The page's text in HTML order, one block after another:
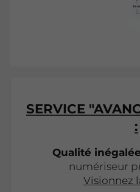
SERVICE
:
Qualité
numériseur
Visionnez